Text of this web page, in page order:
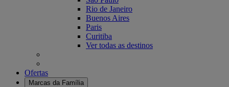
Rio de Janeiro
Buenos Aires
Paris
Curitiba
Ver todas as destinos
Ofertas
Marcas da Família